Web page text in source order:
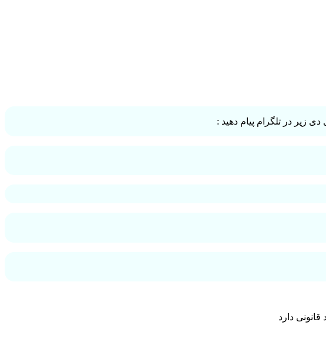
زیر در تلگرام پیام دهید :
قانونی دارد